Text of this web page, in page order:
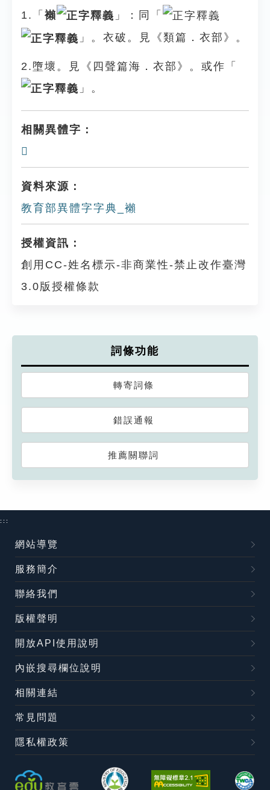
1.「 襰
」：同「
」。衣破。見《類篇．衣部》。
2.墮壞。見《四聲篇海．衣部》。或作「
」。
相關異體字：
𢅭
資料來源：
教育部異體字字典_襰
授權資訊：
創用CC-姓名標示-非商業性-禁止改作臺灣
3.0版授權條款
詞條功能
轉寄詞條
錯誤通報
推薦關聯詞
:::
網站導覽
服務簡介
聯絡我們
版權聲明
開放API使用說明
內嵌搜尋欄位說明
相關連結
常見問題
隱私權政策